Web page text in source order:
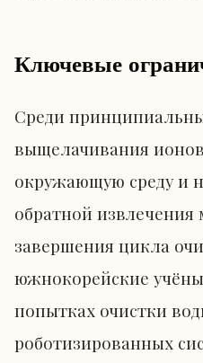
Ключевые
Среди
выщелачивания ионов
окружающую среду и
обратной извлечения
завершения цикла
южнокорейские
попытках очистки
роботизированных